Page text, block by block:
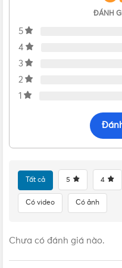
ĐÁNH
5
4
3
2
1
Tất cả 5 4
Có video Có ảnh
Chưa có đánh giá nào.